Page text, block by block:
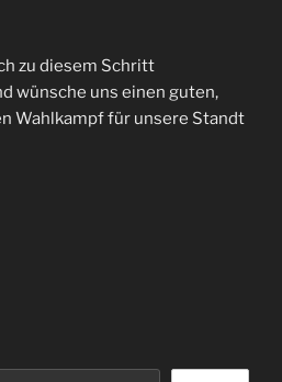
zu diesem Schritt
wünsche uns einen guten,
Wahlkampf für unsere Standt